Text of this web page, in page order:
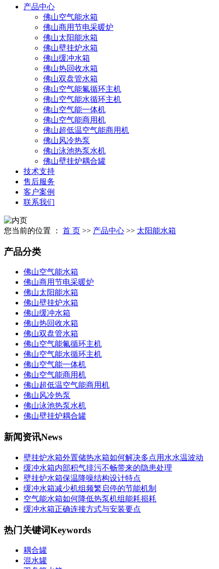
产品中心
佛山空气能水箱
佛山商用节电采暖炉
佛山太阳能水箱
佛山壁挂炉水箱
佛山缓冲水箱
佛山热回收水箱
佛山双盘管水箱
佛山空气能氟循环主机
佛山空气能水循环主机
佛山空气能一体机
佛山空气能商用机
佛山超低温空气能商用机
佛山风冷热泵
佛山泳池热泵水机
佛山壁挂炉耦合罐
技术支持
售后服务
客户案例
联系我们
您当前的位置 ： 首 页 >> 产品中心 >> 太阳能水箱
产品分类
佛山空气能水箱
佛山商用节电采暖炉
佛山太阳能水箱
佛山壁挂炉水箱
佛山缓冲水箱
佛山热回收水箱
佛山双盘管水箱
佛山空气能氟循环主机
佛山空气能水循环主机
佛山空气能一体机
佛山空气能商用机
佛山超低温空气能商用机
佛山风冷热泵
佛山泳池热泵水机
佛山壁挂炉耦合罐
新闻资讯News
壁挂炉水箱外置储热水箱如何解决多点用水水温波动
缓冲水箱内部积气排污不畅带来的隐患处理
壁挂炉水箱保温降噪结构设计特点
缓冲水箱减少机组频繁启停的节能机制
空气能水箱如何降低热泵机组能耗损耗
缓冲水箱正确连接方式与安装要点
热门关键词Keywords
耦合罐
混水罐